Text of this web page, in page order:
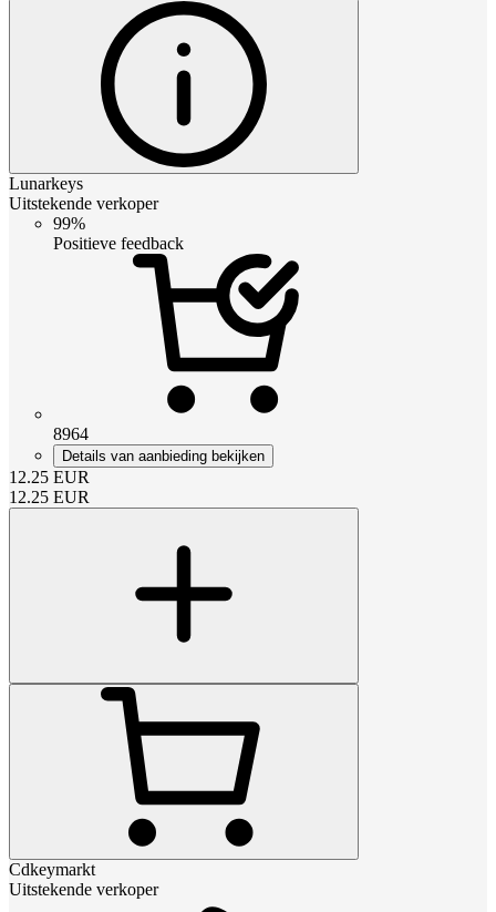
Lunarkeys
Uitstekende verkoper
99%
Positieve feedback
8964
Details van aanbieding bekijken
12.25 EUR
12.25 EUR
Cdkeymarkt
Uitstekende verkoper